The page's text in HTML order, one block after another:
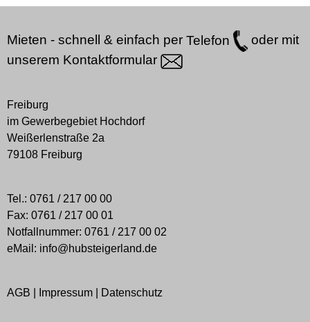
Mieten - schnell & einfach per Telefon
oder mit
unserem Kontaktformular
Freiburg
im Gewerbegebiet Hochdorf
Weißerlenstraße 2a
79108 Freiburg
Tel.: 0761 / 217 00 00
Fax: 0761 / 217 00 01
Notfallnummer: 0761 / 217 00 02
eMail: info@hubsteigerland.de
AGB Impressum Datenschutz